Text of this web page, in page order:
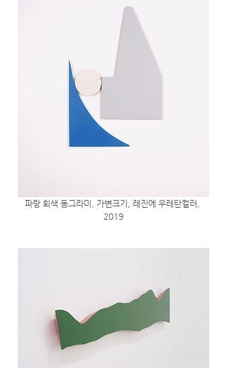
파랑 회색 동그라미, 가변크기, 레진에 우레탄컬러,
2019